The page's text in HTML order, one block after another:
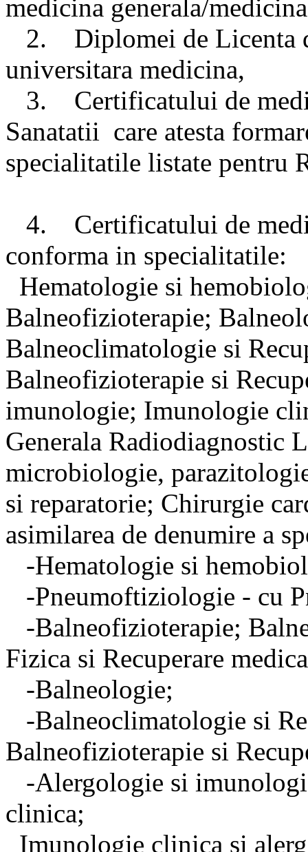
medicina generala/
2. Diplomei de Licenta
universitara medicina,
3. Certificatului de
Sanatatii care atesta
specialitatile listate
4. Certificatului de
conforma in
Hematologie si
Balneofizioterapie;
Balneoclimatologie si
Balneofizioterapie si
imunologie; Imunologie
Generala Radiodiagnostic
microbiologie,
si reparatorie; Chirurgie
asimilarea de denumire a
-Hematologie si
-Pneumoftiziologie - cu
-Balneofizioterapie;
Fizica si Recuperare
-Balneologie;
-Balneoclimatologie si
Balneofizioterapie si
-Alergologie si
clinica;
Imunologie clinica si